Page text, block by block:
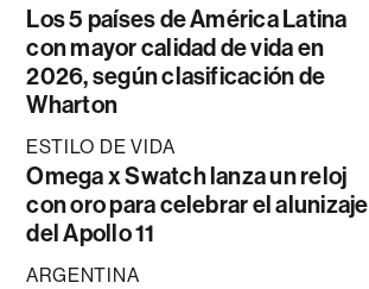
Los 5 países de América Latina
con mayor calidad de vida en
2026, según clasificación de
Wharton
ESTILO DE VIDA
Omega x Swatch lanza un reloj
con oro para celebrar el alunizaje
del Apollo 11
ARGENTINA